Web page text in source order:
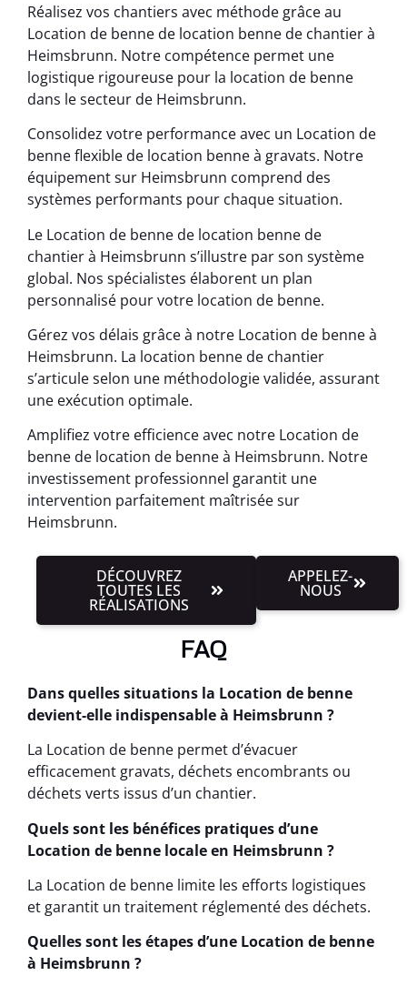
Réalisez vos chantiers avec méthode grâce au
Location de benne de location benne de chantier à
Heimsbrunn. Notre compétence permet une
logistique rigoureuse pour la location de benne
dans le secteur de Heimsbrunn.
Consolidez votre performance avec un Location de
benne flexible de location benne à gravats. Notre
équipement sur Heimsbrunn comprend des
systèmes performants pour chaque situation.
Le Location de benne de location benne de
chantier à Heimsbrunn s’illustre par son système
global. Nos spécialistes élaborent un plan
personnalisé pour votre location de benne.
Gérez vos délais grâce à notre Location de benne à
Heimsbrunn. La location benne de chantier
s’articule selon une méthodologie validée, assurant
une exécution optimale.
Amplifiez votre efficience avec notre Location de
benne de location de benne à Heimsbrunn. Notre
investissement professionnel garantit une
intervention parfaitement maîtrisée sur
Heimsbrunn.
DÉCOUVREZ
TOUTES LES
RÉALISATIONS
APPELEZ-
NOUS
FAQ
Dans quelles situations la Location de benne
devient-elle indispensable à Heimsbrunn ?
La Location de benne permet d’évacuer
efficacement gravats, déchets encombrants ou
déchets verts issus d’un chantier.
Quels sont les bénéfices pratiques d’une
Location de benne locale en Heimsbrunn ?
La Location de benne limite les efforts logistiques
et garantit un traitement réglementé des déchets.
Quelles sont les étapes d’une Location de benne
à Heimsbrunn ?